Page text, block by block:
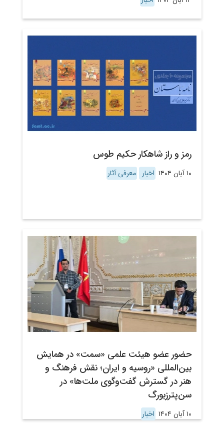
رمز و راز شاهکار حکیم طوس
۱۰ آبان ۱۴۰۴ اخبار معرفی آثار
حضور عضو هیئت علمی «سمت» در همایش
بین‌المللی «روسیه و ایران؛ نقش فرهنگ و
هنر در گسترش گفت‌وگوی ملت‌ها» در
سن‌پترزبورگ
۱۰ آبان ۱۴۰۴ اخبار